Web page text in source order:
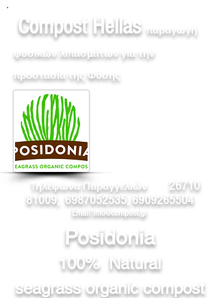
Compost Hellas παραγωγή
φυσικών λιπασμάτων για την
προστασία της Φύσης
Tηλέφωνα Παραγγελιών 26710
81009, 6987052535, 6909265504
Email:info@compost.gr
Posidonia
100% Natural
seagrass organic compost